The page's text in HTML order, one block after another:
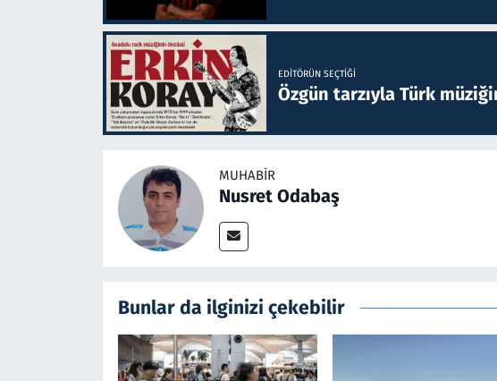
EDITÖRÜN SEÇTIĞI
Özgün tarzıyla Türk
MUHABIR
Nusret Odabaş
Bunlar da ilginizi çekebilir